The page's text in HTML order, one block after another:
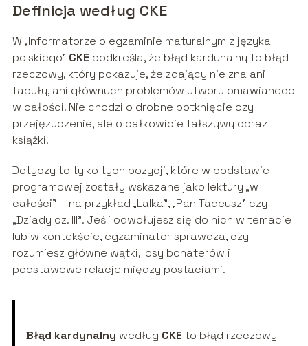
Definicja według CKE
W „Informatorze o egzaminie maturalnym z języka
polskiego” CKE podkreśla, że błąd kardynalny to błąd
rzeczowy, który pokazuje, że zdający nie zna ani
fabuły, ani głównych problemów utworu omawianego
w całości. Nie chodzi o drobne potknięcie czy
przejęzyczenie, ale o całkowicie fałszywy obraz
książki.
Dotyczy to tylko tych pozycji, które w podstawie
programowej zostały wskazane jako lektury „w
całości” – na przykład „Lalka”, „Pan Tadeusz” czy
„Dziady cz. III”. Jeśli odwołujesz się do nich w temacie
lub w kontekście, egzaminator sprawdza, czy
rozumiesz główne wątki, losy bohaterów i
podstawowe relacje między postaciami.
Błąd kardynalny według CKE to błąd rzeczowy